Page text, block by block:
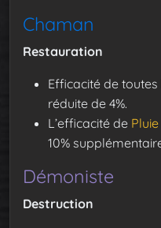
Chaman
Restauration
Efficacité de
réduite de 4%.
L’efficacité de
10%
Démoniste
Destruction